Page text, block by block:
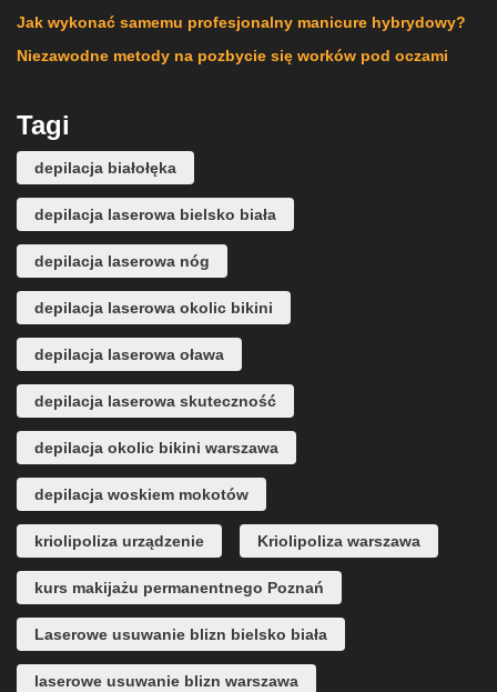
Jak wykonać samemu profesjonalny manicure hybrydowy?
Niezawodne metody na pozbycie się worków pod oczami
Tagi
depilacja białołęka
depilacja laserowa bielsko biała
depilacja laserowa nóg
depilacja laserowa okolic bikini
depilacja laserowa oława
depilacja laserowa skuteczność
depilacja okolic bikini warszawa
depilacja woskiem mokotów
kriolipoliza urządzenie Kriolipoliza warszawa
kurs makijażu permanentnego Poznań
Laserowe usuwanie blizn bielsko biała
laserowe usuwanie blizn warszawa